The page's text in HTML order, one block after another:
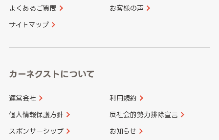
香川県 愛媛県
大分県 宮崎県
よくあるご質問 お客様の声
サイトマップ
カーネクストについて
運営会社 利用規約
個人情報保護方針 反社会的勢力排除宣言
スポンサーシップ お知らせ